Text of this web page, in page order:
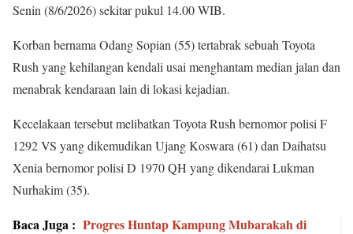
Senin (8/6/2026) sekitar pukul 14.00 WIB.
Korban bernama Odang Sopian (55) tertabrak sebuah Toyota
Rush yang kehilangan kendali usai menghantam median jalan dan
menabrak kendaraan lain di lokasi kejadian.
Kecelakaan tersebut melibatkan Toyota Rush bernomor polisi F
1292 VS yang dikemudikan Ujang Koswara (61) dan Daihatsu
Xenia bernomor polisi D 1970 QH yang dikendarai Lukman
Nurhakim (35).
Baca Juga : Progres Huntap Kampung Mubarakah di